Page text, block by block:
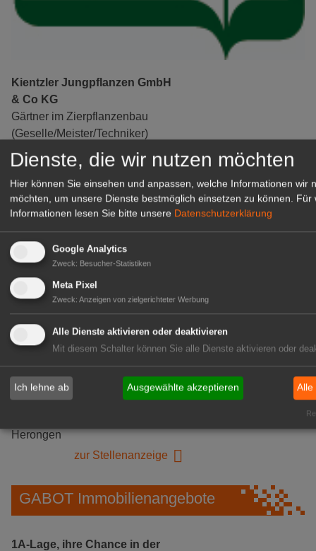
Kientzler Jungpflanzen GmbH
& Co KG
Gärtner im Zierpflanzenbau
(Geselle/Meister/Techniker)
(m/w/d)
Gensingen
zur Stellenanzeige
Gärtnerei Hanns
Mitarbeiter (m/w/d) für unsere
Herongen
zur Stellenanzeige
GABOT Immobilienangebote
1A-Lage, ihre Chance in der
Dienste, die wir nutzen möchten
Hier können Sie einsehen und anpassen, welche Informationen wir
möchten, um unsere Dienste bestmöglich einsetzen zu können. Für
Informationen lesen Sie bitte unsere Datenschutzerklärung
Google Analytics
Zweck: Besucher-Statistiken
Meta Pixel
Zweck: Anzeigen von zielgerichteter Werbung
Alle Dienste aktivieren oder deaktivieren
Mit diesem Schalter können Sie alle Dienste aktivieren oder
Ich lehne ab Ausgewählte akzeptieren Alle